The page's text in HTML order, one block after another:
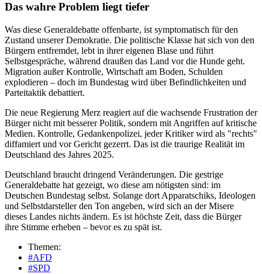
Das wahre Problem liegt tiefer
Was diese Generaldebatte offenbarte, ist symptomatisch für den
Zustand unserer Demokratie. Die politische Klasse hat sich von den
Bürgern entfremdet, lebt in ihrer eigenen Blase und führt
Selbstgespräche, während draußen das Land vor die Hunde geht.
Migration außer Kontrolle, Wirtschaft am Boden, Schulden
explodieren – doch im Bundestag wird über Befindlichkeiten und
Parteitaktik debattiert.
Die neue Regierung Merz reagiert auf die wachsende Frustration der
Bürger nicht mit besserer Politik, sondern mit Angriffen auf kritische
Medien. Kontrolle, Gedankenpolizei, jeder Kritiker wird als "rechts"
diffamiert und vor Gericht gezerrt. Das ist die traurige Realität im
Deutschland des Jahres 2025.
Deutschland braucht dringend Veränderungen. Die gestrige
Generaldebatte hat gezeigt, wo diese am nötigsten sind: im
Deutschen Bundestag selbst. Solange dort Apparatschiks, Ideologen
und Selbstdarsteller den Ton angeben, wird sich an der Misere
dieses Landes nichts ändern. Es ist höchste Zeit, dass die Bürger
ihre Stimme erheben – bevor es zu spät ist.
Themen:
#AFD
#SPD